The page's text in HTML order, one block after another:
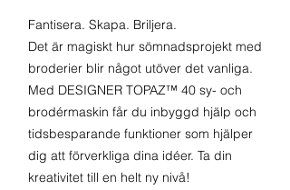
Fantisera. Skapa. Briljera.
Det är magiskt hur sömnadsprojekt med
broderier blir något utöver det vanliga.
Med DESIGNER TOPAZ™ 40 sy- och
brodérmaskin får du inbyggd hjälp och
tidsbesparande funktioner som hjälper
dig att förverkliga dina idéer. Ta din
kreativitet till en helt ny nivå!